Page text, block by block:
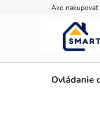
Ako nakupovať
Ovládanie